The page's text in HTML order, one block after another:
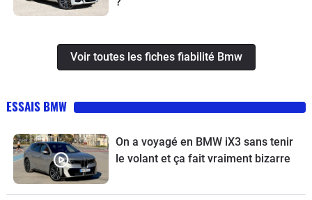
Voir toutes les fiches fiabilité Bmw
ESSAIS BMW
On a voyagé en BMW iX3 sans tenir
le volant et ça fait vraiment bizarre